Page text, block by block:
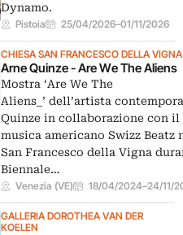
Dynamo.
Pistoia 25/04/2026–01/11/2026
CHIESA SAN FRANCESCO DELLA VIGNA
Arne Quinze - Are We The Aliens
Mostra ‘Are We The
Aliens_’ dell’artista
Quinze in collaborazione con
musica americano Swizz Beatz
San Francesco della Vigna
Biennale…
Venezia (VE) 18/04/2024–24/11/
GALLERIA DOROTHEA VAN DER
KOELEN